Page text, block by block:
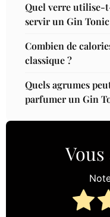
Quel verre
servir un Gin
Combien de
classique ?
Quels agrumes
parfumer un Gin
Vous